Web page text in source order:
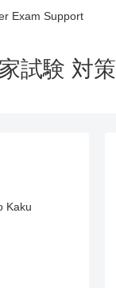
Exam Support
試験 対策
Kaku